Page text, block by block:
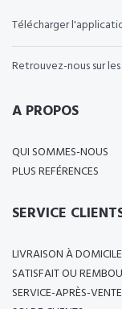
Télécharger
Retrouvez-nous sur
A PROPOS
QUI SOMMES-NOUS
PLUS REFÉRENCES
SERVICE
LIVRAISON À DOMICILE
SATISFAIT OU
SERVICE-APRÈS-VENTE